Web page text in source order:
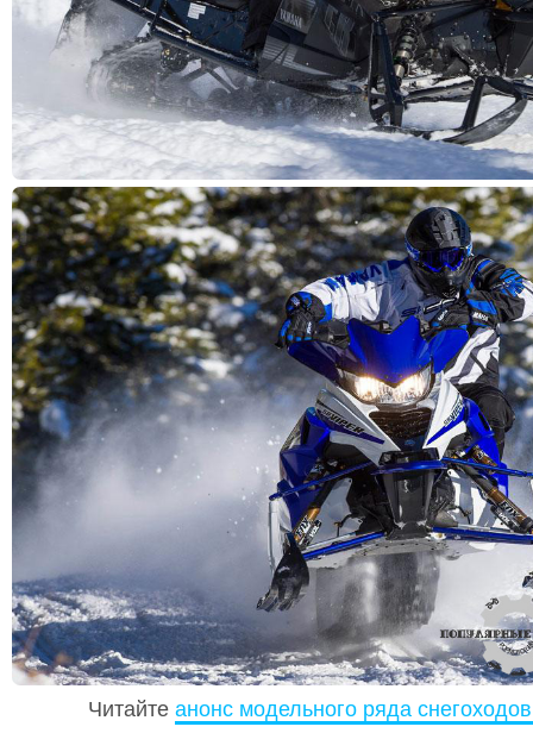
Читайте анонс модельного ряда